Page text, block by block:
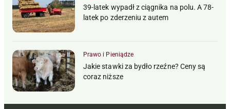
39-latek wypadł z ciągnika na polu. A 78-
latek po zderzeniu z autem
Prawo i Pieniądze
Jakie stawki za bydło rzeźne? Ceny są
coraz niższe